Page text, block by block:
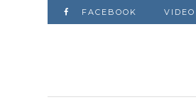
FACEBOOK